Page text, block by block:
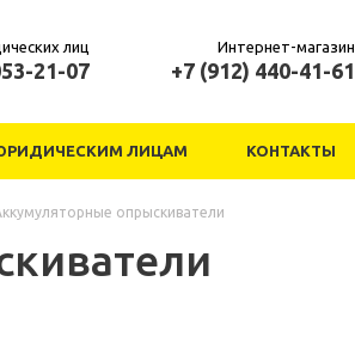
лиц
21-07
Интернет-магазин
+7 (912) 440-41-61
ЛИЦАМ КОНТАКТЫ
опрыскиватели